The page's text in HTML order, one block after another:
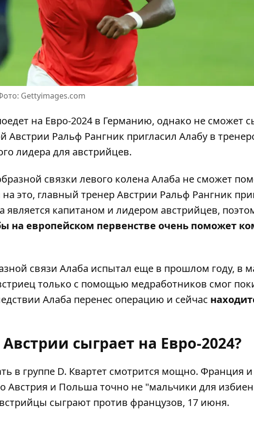
Gettyimages.соm
на Евро-2024 в Германию, однако не сможет
Австрии Ральф Рангник пригласил Алабу в
лидера для австрийцев.
связки левого колена Алаба не сможет
это, главный тренер Австрии Ральф Рангник
является капитаном и лидером австрийцев,
на европейском первенстве очень поможет
связи Алаба испытал еще в прошлом году, в
только с помощью медработников смог
Алаба перенес операцию и сейчас
сыграет на Евро-2024?
в группе D. Квартет смотрится мощно. Франция и
и Польша точно не "мальчики для
сыграют против французов, 17 июня.